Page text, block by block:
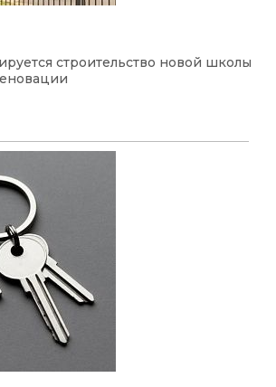
строительство новой школы